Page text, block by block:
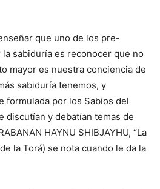
que uno de los pre-
sabiduría es reconocer que no
mayor es nuestra conciencia de
sabiduría tenemos, y
formulada por los Sabios del
HAYNU SHIBJAYHU, “La
la Torá) se nota cuando le da la